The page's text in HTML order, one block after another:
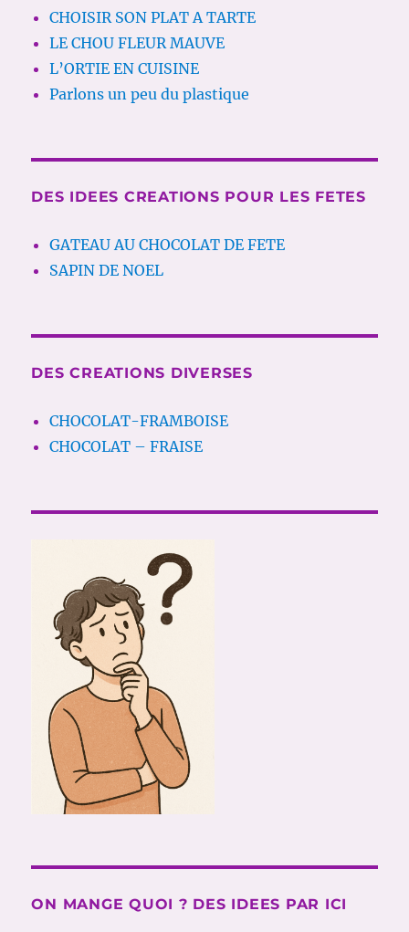
CHOISIR SON PLAT A TARTE
LE CHOU FLEUR MAUVE
L’ORTIE EN CUISINE
Parlons un peu du plastique
DES IDEES CREATIONS POUR LES FETES
GATEAU AU CHOCOLAT DE FETE
SAPIN DE NOEL
DES CREATIONS DIVERSES
CHOCOLAT-FRAMBOISE
CHOCOLAT – FRAISE
ON MANGE QUOI ? DES IDEES PAR ICI